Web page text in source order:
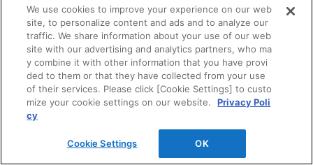
交換用部品の購入
修理・点検
お問い合わせ
ログイン
建築・設計関係者様向けサイト
We use cookies to improve your experience on our web
site, to personalize content and ads and to analyze our
traffic. We share information about your use of our web
site with our advertising and analytics partners, who ma
y combine it with other information that you have provi
ded to them or that they have collected from your use
of their services. Please click [Cookie Settings] to custo
mize your cookie settings on our website.
Privacy Poli
cy
Cookie Settings OK